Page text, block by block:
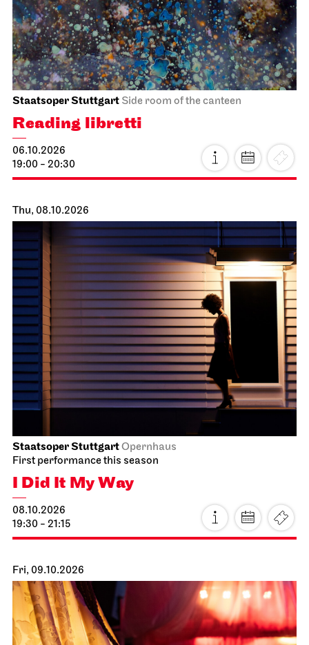
Staatsoper Stuttgart Side room of the canteen
Reading libretti
06.10.2026
19:00 - 20:30
Thu, 08.10.2026
Staatsoper StuttgartOpernhaus
First performance this season
I Did It My Way
08.10.2026
19:30 - 21:15
Fri, 09.10.2026